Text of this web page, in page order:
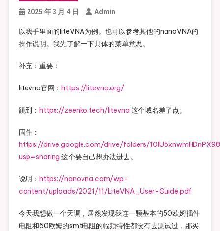
2025 年 3 月 4 日 Admin
以我手里面的liteVNA为例。也可以参考其他的nanoVNA的
操作说明。我先了解一下具体的菜单意思。
补充：重要：
litevna官网： https://litevna.org/
跳到： https://zeenko.tech/litevna 这个域名差了点。
固件：
https://drive.google.com/drive/folders/
usp=sharing 这个要自己想办法进去。
说明： https://nanovna.com/wp-
content/uploads/2021/11/LiteVNA_User-Guide.pdf
今天我想做一个天调，居然发现我连一颗基本的50欧姆插件
电阻和50欧姆的smt电阻的幅频特性都没有去测试过，那买